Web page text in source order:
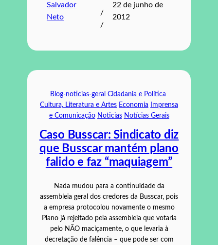
Salvador
Neto
/
/
22 de junho de
2012
Blog-noticias-geral Cidadania e Política
Cultura, Literatura e Artes Economia
Imprensa
e Comunicação Noticias Notícias Gerais
Caso Busscar: Sindicato diz
que Busscar mantém plano
falido e faz “maquiagem”
Nada mudou para a continuidade da
assembleia geral dos credores da Busscar, pois
a empresa protocolou novamente o mesmo
Plano já rejeitado pela assembleia que votaria
pelo NÃO maciçamente, o que levaria à
decretação de falência – que pode ser com